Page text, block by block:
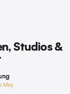
Studios &
May